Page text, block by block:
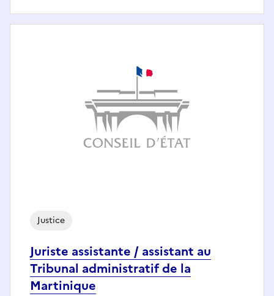
Juriste assistante / assistant au
Tribunal administratif de la
Martinique
Justice